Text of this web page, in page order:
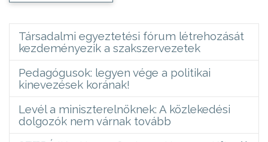
Társadalmi egyeztetési fórum létrehozását
kezdeményezik a szakszervezetek
Pedagógusok: legyen vége a politikai
kinevezések korának!
Levél a miniszterelnöknek: A közlekedési
dolgozók nem várnak tovább